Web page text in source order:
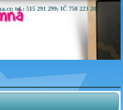
tel.: 515 291 299; IČ 750 223 20